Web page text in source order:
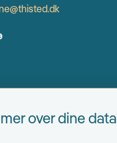
over dine data